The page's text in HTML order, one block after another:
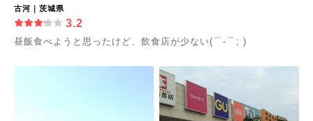
古河｜茨城県
3.2
昼飯食べようと思ったけど、飲食店が少ない(⌒-⌒; )